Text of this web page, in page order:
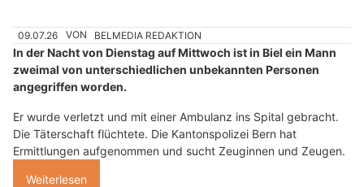
09.07.26 VON BELMEDIA REDAKTION
In der Nacht von Dienstag auf Mittwoch ist in Biel ein Mann
zweimal von unterschiedlichen unbekannten Personen
angegriffen worden.
Er wurde verletzt und mit einer Ambulanz ins Spital gebracht.
Die Täterschaft flüchtete. Die Kantonspolizei Bern hat
Ermittlungen aufgenommen und sucht Zeuginnen und Zeugen.
Weiterlesen